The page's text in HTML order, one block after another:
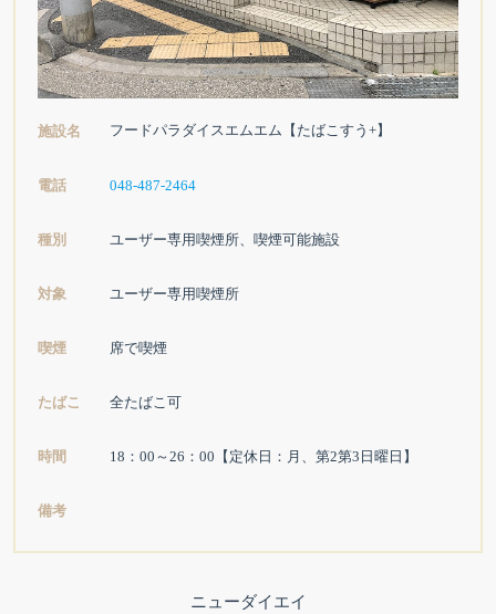
施設名 フードパラダイスエムエム【たばこすう+】
電話 048-487-2464
種別 ユーザー専用喫煙所、喫煙可能施設
対象 ユーザー専用喫煙所
喫煙 席で喫煙
たばこ 全たばこ可
時間 18：00～26：00【定休日：月、第2第3日曜日】
備考
ニューダイエイ